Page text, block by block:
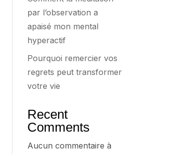
par l’observation a
apaisé mon mental
hyperactif
Pourquoi remercier vos
regrets peut transformer
votre vie
Recent
Comments
Aucun commentaire à